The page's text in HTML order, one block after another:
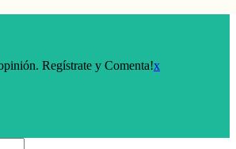
Regístrate y Comenta!x